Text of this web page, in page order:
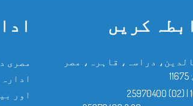
کریں
دراسہ، قاہرہ، مصر
(02) 25970400
مصری
اور